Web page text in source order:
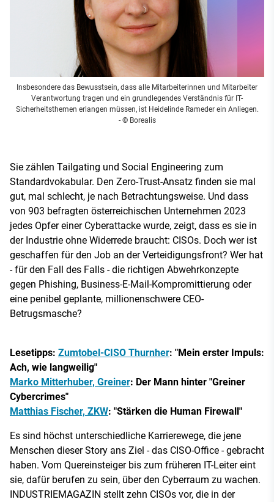
Insbesondere das Bewusstsein, dass alle Mitarbeiterinnen und Mitarbeiter
Verantwortung tragen und ein grundlegendes Verständnis für IT-
Sicherheitsthemen erlangen müssen, ist Heidelinde Rameder ein Anliegen.
- © Borealis
Sie zählen Tailgating und Social Engineering zum
Standardvokabular. Den Zero-Trust-Ansatz finden sie mal
gut, mal schlecht, je nach Betrachtungsweise. Und dass
von 903 befragten österreichischen Unternehmen 2023
jedes Opfer einer Cyberattacke wurde, zeigt, dass es sie in
der Industrie ohne Widerrede braucht: CISOs. Doch wer ist
geschaffen für den Job an der Verteidigungsfront? Wer hat
- für den Fall des Falls - die richtigen Abwehrkonzepte
gegen Phishing, Business-E-Mail-Kompromittierung oder
eine penibel geplante, millionenschwere CEO-
Betrugsmasche?
Lesetipps: Zumtobel-CISO Thurnher: "Mein erster Impuls:
Ach, wie langweilig"
Marko Mitterhuber, Greiner: Der Mann hinter "Greiner
Cybercrimes"
Matthias Fischer, ZKW: "Stärken die Human Firewall"
Es sind höchst unterschiedliche Karrierewege, die jene
Menschen dieser Story ans Ziel - das CISO-Office - gebracht
haben. Vom Quereinsteiger bis zum früheren IT-Leiter eint
sie, dafür berufen zu sein, über den Cyberraum zu wachen.
INDUSTRIEMAGAZIN stellt zehn CISOs vor, die in der